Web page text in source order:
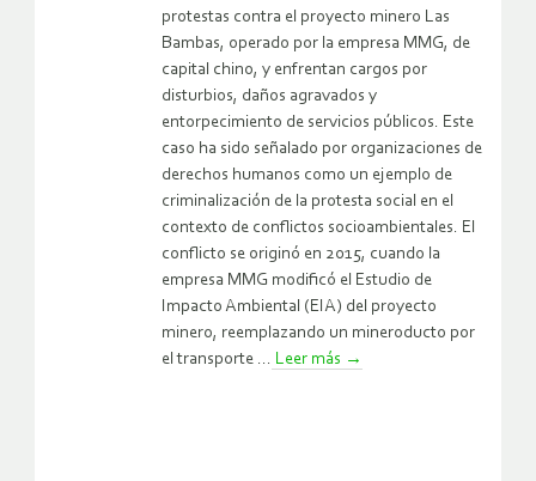
protestas contra el proyecto minero Las
Bambas, operado por la empresa MMG, de
capital chino, y enfrentan cargos por
disturbios, daños agravados y
entorpecimiento de servicios públicos. Este
caso ha sido señalado por organizaciones de
derechos humanos como un ejemplo de
criminalización de la protesta social en el
contexto de conflictos socioambientales. El
conflicto se originó en 2015, cuando la
empresa MMG modificó el Estudio de
Impacto Ambiental (EIA) del proyecto
minero, reemplazando un mineroducto por
el transporte ... Leer más →